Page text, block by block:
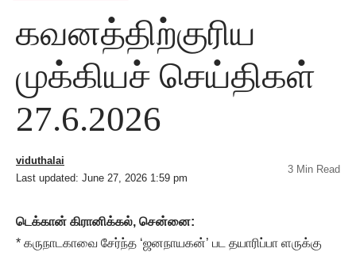
கவனத்திற்குரிய
முக்கியச் செய்திகள்
27.6.2026
Last updated: June 27, 2026 1:59 pm
viduthalai
3 Min Read
டெக்கான் கிரானிக்கல், சென்னை:
* கருநாடகாவை சேர்ந்த ‘ஜனநாயகன்’ பட தயாரிப்பா ளருக்கு